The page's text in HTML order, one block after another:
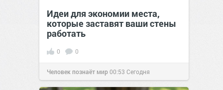
Идеи для экономии места,
которые заставят ваши стены
работать
0 0
Человек познаёт мир00:53 Сегодня